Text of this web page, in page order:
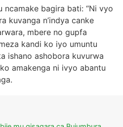
ncamake bagira bati: “Ni vyo
kuvanga n’indya canke
mbere no gupfa
kandi ko iyo umuntu
ishano ashobora kuvurwa
amakenga ni ivyo abantu